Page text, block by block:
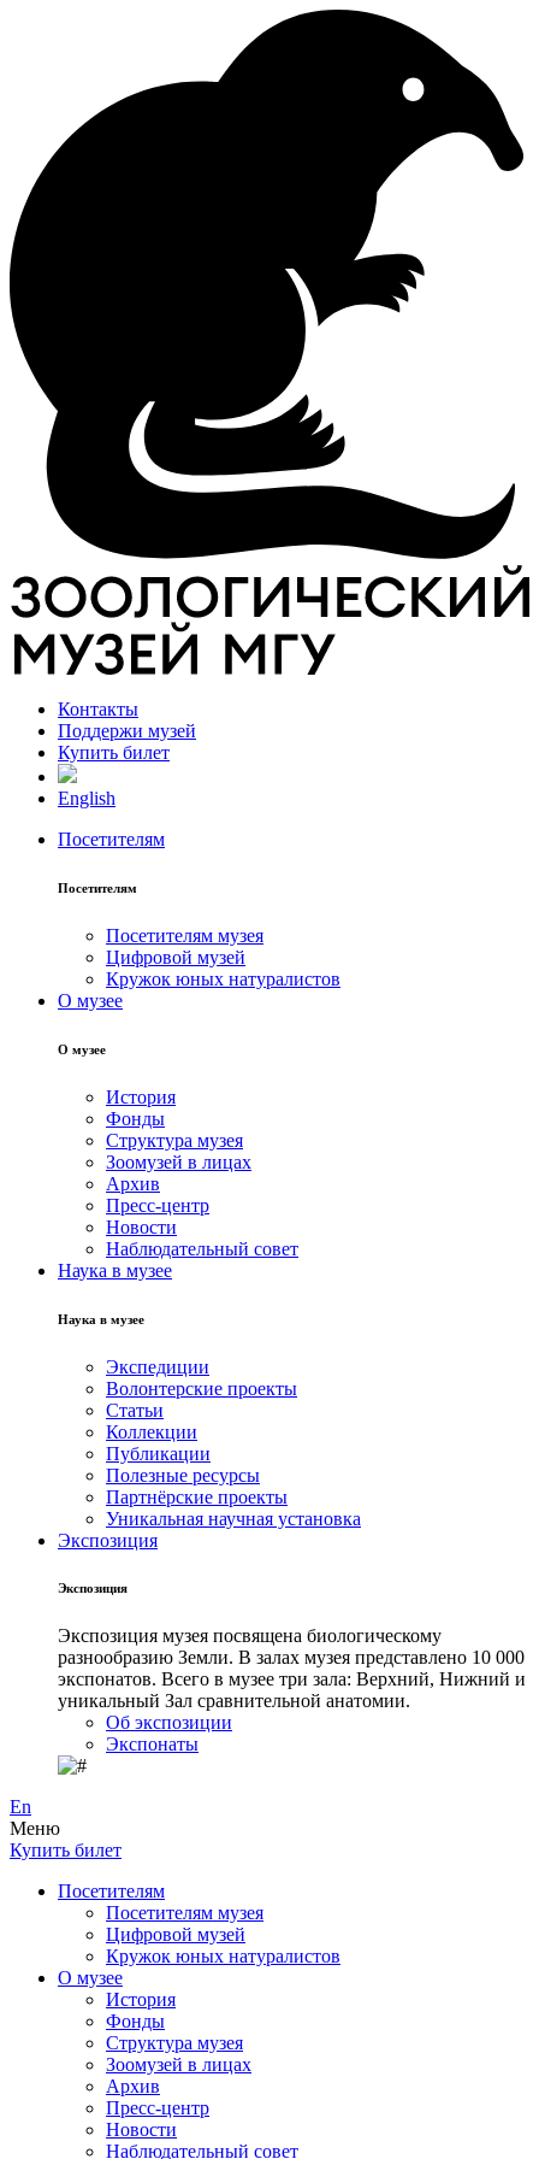
Контакты
Поддержи музей
Купить билет
English
Посетителям
Посетителям
Посетителям музея
Цифровой музей
Кружок юных натуралистов
О музее
О музее
История
Фонды
Структура музея
Зоомузей в лицах
Архив
Пресс-центр
Новости
Наблюдательный совет
Наука в музее
Наука в музее
Экспедиции
Волонтерские проекты
Статьи
Коллекции
Публикации
Полезные ресурсы
Партнёрские проекты
Уникальная научная установка
Экспозиция
Экспозиция
Экспозиция музея посвящена биологическому
разнообразию Земли. В залах музея представлено 10 000
экспонатов. Всего в музее три зала: Верхний, Нижний и
уникальный Зал сравнительной анатомии.
Об экспозиции
Экспонаты
En
Меню
Купить билет
Посетителям
Посетителям музея
Цифровой музей
Кружок юных натуралистов
О музее
История
Фонды
Структура музея
Зоомузей в лицах
Архив
Пресс-центр
Новости
Наблюдательный совет